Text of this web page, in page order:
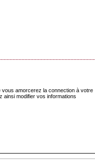
amorcerez la connection à votre
ainsi modifier vos informations